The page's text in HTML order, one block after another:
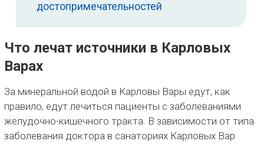
достопримечательностей
Что лечат источники в Карловых
Варах
За минеральной водой в Карловы Вары едут, как
правило, едут лечиться пациенты с заболеваниями
желудочно-кишечного тракта. В зависимости от типа
заболевания доктора в санаториях Карловых Вар